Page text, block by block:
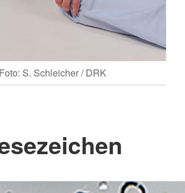
Foto: S. Schleicher / DRK